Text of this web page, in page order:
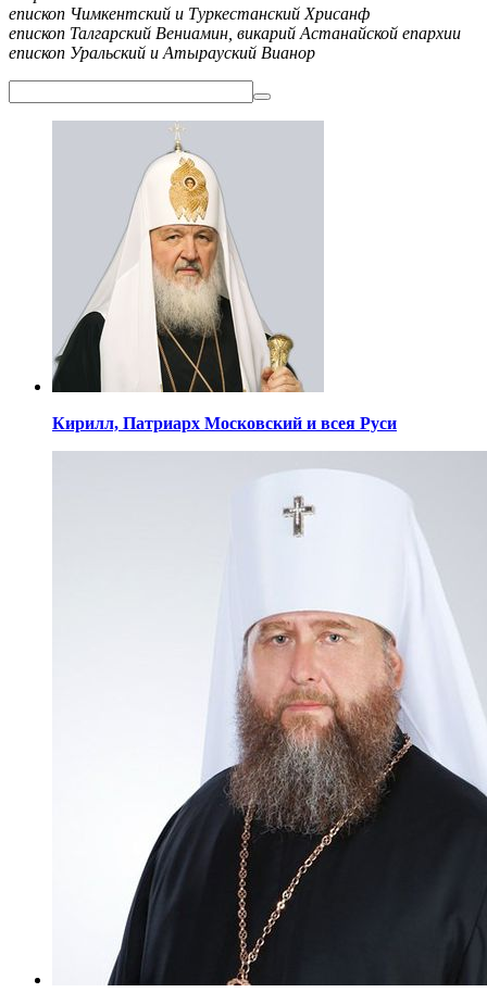
епископ Чимкентский и Туркестанский Хрисанф
епископ Талгарский Вениамин, викарий Астанайской епархии
епископ Уральский и Атырауский Вианор
Кирилл, Патриарх Московский и всея Руси